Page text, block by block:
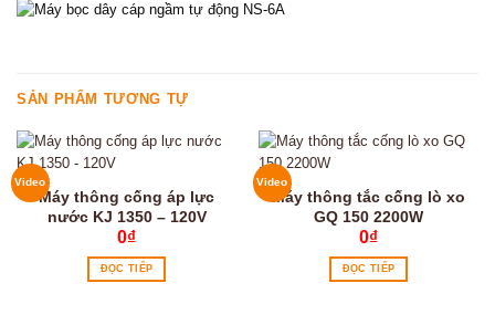
SẢN PHẨM TƯƠNG TỰ
Video
Máy thông cống áp lực
nước KJ 1350 – 120V
0₫
ĐỌC TIẾP
Video
Máy thông tắc cống lò xo
GQ 150 2200W
0₫
ĐỌC TIẾP